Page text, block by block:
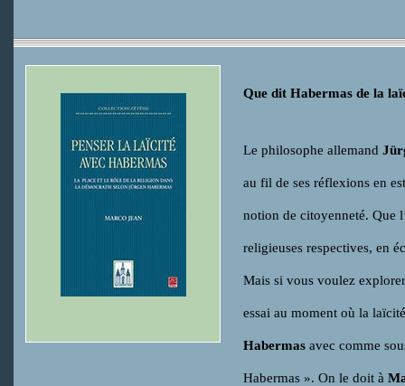
Que dit Habermas de la
Le philosophe allemand
au fil de ses réflexions en
notion de citoyenneté. Que
religieuses respectives, en
Mais si vous voulez
essai au moment où la
Habermas avec comme
Habermas ». On le doit à